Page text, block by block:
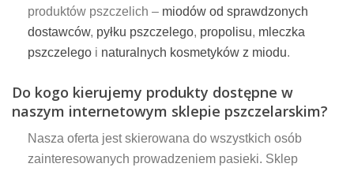
produktów pszczelich – miodów od sprawdzonych
dostawców, pyłku pszczelego, propolisu, mleczka
pszczelego i naturalnych kosmetyków z miodu.
Do kogo kierujemy produkty dostępne w
naszym internetowym sklepie pszczelarskim?
Nasza oferta jest skierowana do wszystkich osób
zainteresowanych prowadzeniem pasieki. Sklep